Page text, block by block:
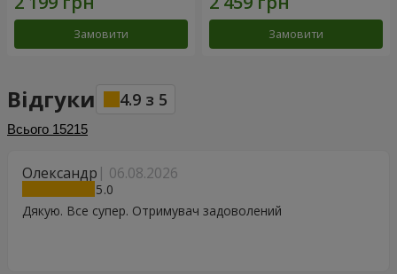
Замовити Замовити
Відгуки 4.9 з 5
Всього 15215
Олександр 06.08.2026
5
Дякую. Все супер. Отримувач задоволений